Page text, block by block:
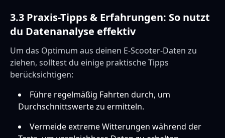
3.3 Praxis-Tipps & Erfahrungen: So nutzt
du Datenanalyse effektiv
Um das Optimum aus deinen E-Scooter-Daten zu
ziehen, solltest du einige praktische Tipps
berücksichtigen:
Führe regelmäßig Fahrten durch, um
Durchschnittswerte zu ermitteln.
Vermeide extreme Witterungen während der